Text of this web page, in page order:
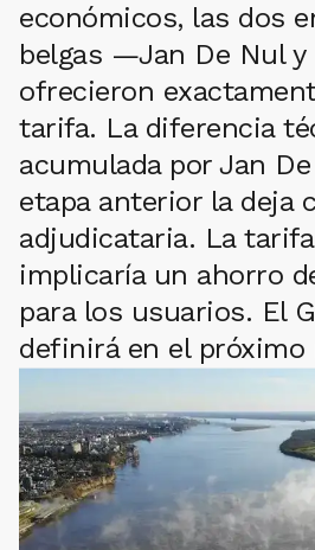
económicos, las dos
belgas —Jan De Nul
ofrecieron
tarifa. La diferencia
acumulada por Jan
etapa anterior la deja
adjudicataria. La
implicaría un ahorro
para los usuarios. El
definirá en el próximo